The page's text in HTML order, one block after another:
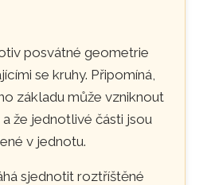
posvátné geometrie
se kruhy. Připomíná,
základu může vzniknout
že jednotlivé části jsou
v jednotu.
sjednotit roztříštěné